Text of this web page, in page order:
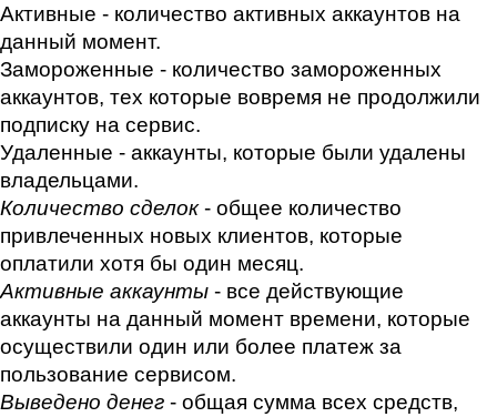
Активные - количество активных аккаунтов на
данный момент.
Замороженные - количество замороженных
аккаунтов, тех которые вовремя не продолжили
подписку на сервис.
Удаленные - аккаунты, которые были удалены
владельцами.
Количество сделок - общее количество
привлеченных новых клиентов, которые
оплатили хотя бы один месяц.
Активные аккаунты - все действующие
аккаунты на данный момент времени, которые
осуществили один или более платеж за
пользование сервисом.
Выведено денег - общая сумма всех средств,